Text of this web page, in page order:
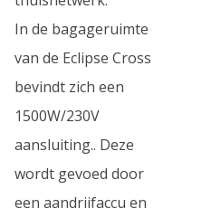
In de bagageruimte
van de Eclipse Cross
bevindt zich een
1500W/230V
aansluiting.. Deze
wordt gevoed door
een aandrijfaccu en